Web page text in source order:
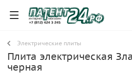
Электрические плиты
Плита электрическая
черная